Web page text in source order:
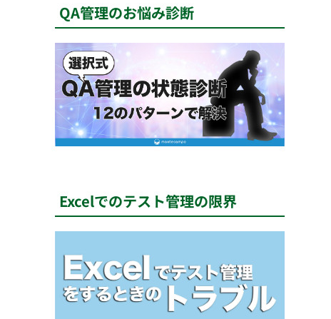
QA管理のお悩み診断
Excelでのテスト管理の限界